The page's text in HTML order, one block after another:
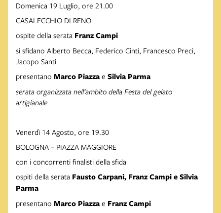
Domenica 19 Luglio, ore 21.00
CASALECCHIO DI RENO
ospite della serata FranzCampi
si sfidano Alberto Becca, Federico Cinti, Francesco Preci,
Jacopo Santi
presentano Marco Piazza e Silvia Parma
serata organizzata nell’ambito della Festa del gelato
artigianale
Venerdì 14 Agosto, ore 19.30
BOLOGNA – PIAZZA MAGGIORE
con i concorrenti finalisti della sfida
ospiti della serata FaustoCarpani, FranzCampieSilvia
Parma
presentano Marco Piazza e FranzCampi